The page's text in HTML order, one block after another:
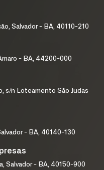
Salvador - BA, 40110-210
- BA, 44200-000
s/n Loteamento São Judas
- BA, 40140-130
Salvador - BA, 40150-900